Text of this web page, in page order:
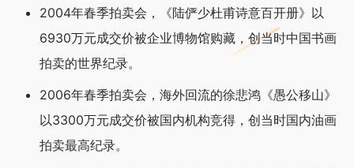
2004年春季拍卖会，《陆俨少杜甫诗意百开册》以
6930万元成交价被企业博物馆购藏，创当时中国书画
拍卖的世界纪录。
2006年春季拍卖会，海外回流的徐悲鸿《愚公移山》
以3300万元成交价被国内机构竞得，创当时国内油画
拍卖最高纪录。